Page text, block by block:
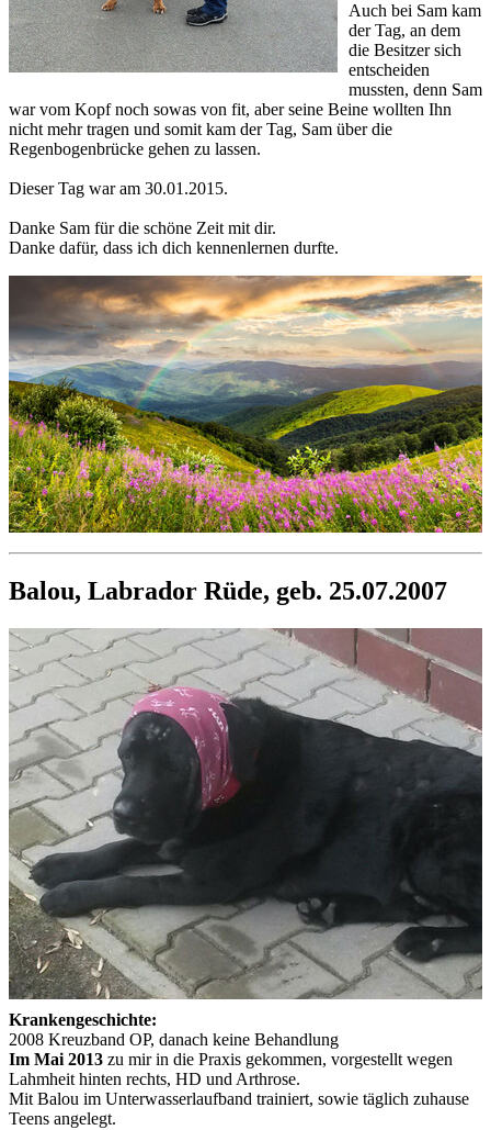
Auch bei Sam kam
der Tag, an dem
die Besitzer sich
entscheiden
mussten, denn Sam
war vom Kopf noch sowas von fit, aber seine Beine wollten Ihn
nicht mehr tragen und somit kam der Tag, Sam über die
Regenbogenbrücke gehen zu lassen.
Dieser Tag war am 30.01.2015.
Danke Sam für die schöne Zeit mit dir.
Danke dafür, dass ich dich kennenlernen durfte.
Balou, Labrador Rüde, geb. 25.07.2007
Krankengeschichte:
2008 Kreuzband OP, danach keine Behandlung
Im Mai 2013 zu mir in die Praxis gekommen, vorgestellt wegen
Lahmheit hinten rechts, HD und Arthrose.
Mit Balou im Unterwasserlaufband trainiert, sowie täglich zuhause
Teens angelegt.